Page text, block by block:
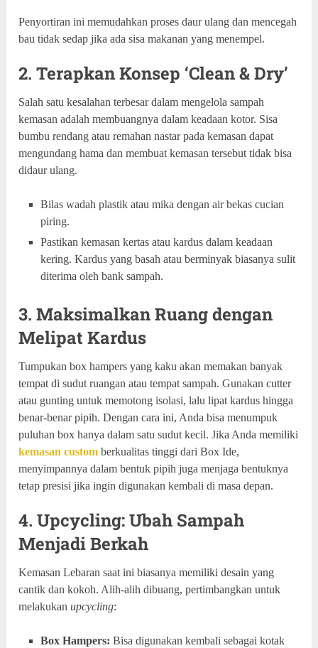
Penyortiran ini memudahkan proses daur ulang dan mencegah
bau tidak sedap jika ada sisa makanan yang menempel.
2. Terapkan Konsep ‘Clean & Dry’
Salah satu kesalahan terbesar dalam mengelola sampah
kemasan adalah membuangnya dalam keadaan kotor. Sisa
bumbu rendang atau remahan nastar pada kemasan dapat
mengundang hama dan membuat kemasan tersebut tidak bisa
didaur ulang.
Bilas wadah plastik atau mika dengan air bekas cucian
piring.
Pastikan kemasan kertas atau kardus dalam keadaan
kering. Kardus yang basah atau berminyak biasanya sulit
diterima oleh bank sampah.
3. Maksimalkan Ruang dengan
Melipat Kardus
Tumpukan box hampers yang kaku akan memakan banyak
tempat di sudut ruangan atau tempat sampah. Gunakan cutter
atau gunting untuk memotong isolasi, lalu lipat kardus hingga
benar-benar pipih. Dengan cara ini, Anda bisa menumpuk
puluhan box hanya dalam satu sudut kecil. Jika Anda memiliki
kemasan custom berkualitas tinggi dari Box Ide,
menyimpannya dalam bentuk pipih juga menjaga bentuknya
tetap presisi jika ingin digunakan kembali di masa depan.
4. Upcycling: Ubah Sampah
Menjadi Berkah
Kemasan Lebaran saat ini biasanya memiliki desain yang
cantik dan kokoh. Alih-alih dibuang, pertimbangkan untuk
melakukanupcycling:
Box Hampers: Bisa digunakan kembali sebagai kotak